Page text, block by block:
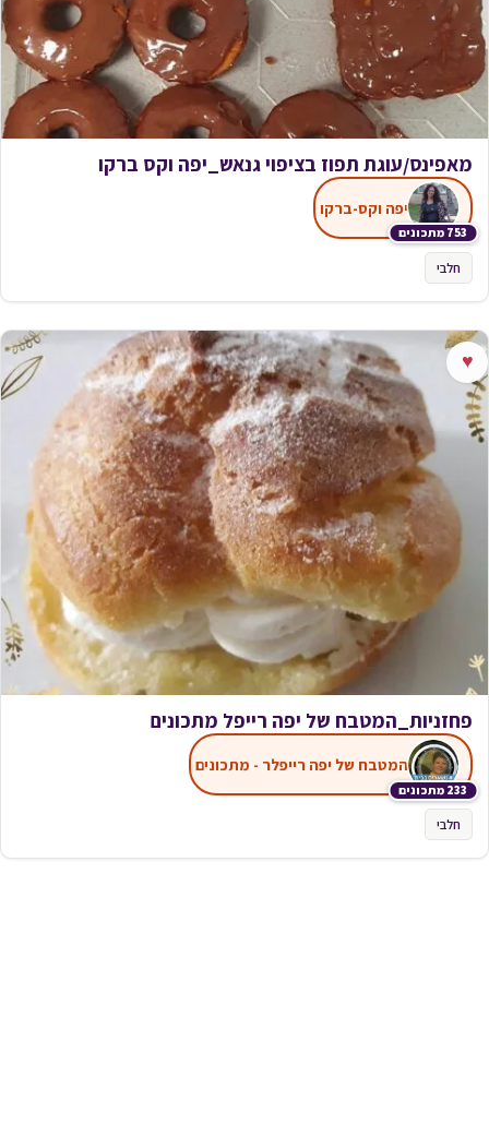
מאפינס/עוגת תפוז בציפוי גנאש_יפה וקס ברקו
753 מתכונים
יפה וקס-ברקו
חלבי
♥
פחזניות_המטבח של יפה רייפל מתכונים
233 מתכונים
המטבח של יפה רייפלר - מתכונים
חלבי